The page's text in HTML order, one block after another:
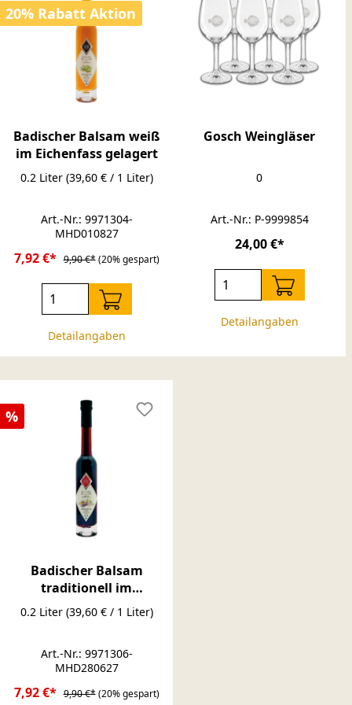
20% Rabatt Aktion
Badischer Balsam weiß
im Eichenfass gelagert
0.2 Liter (39,60 € / 1 Liter)
Art.-Nr.: 9971304-
MHD010827
7,92 €* 9,90 €* (20% gespart)
Detailangaben
Gosch Weingläser
0
Art.-Nr.: P-9999854
24,00 €*
Detailangaben
Rabatt
%
Badischer Balsam
traditionell im
Eichenfass gelagert
0.2 Liter (39,60 € / 1 Liter)
Art.-Nr.: 9971306-
MHD280627
7,92 €* 9,90 €* (20% gespart)